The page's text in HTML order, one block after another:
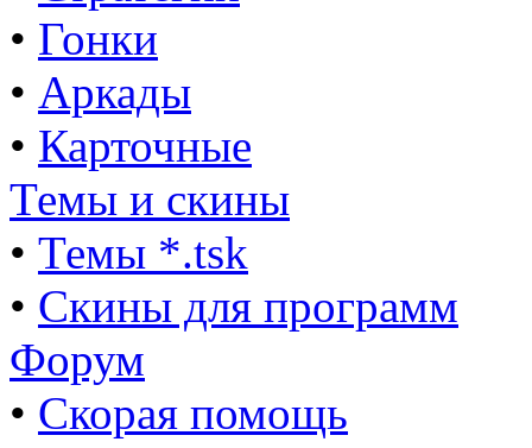
• Гонки
• Аркады
• Карточные
Темы и скины
• Темы *.tsk
• Скины для программ
Форум
• Скорая помощь